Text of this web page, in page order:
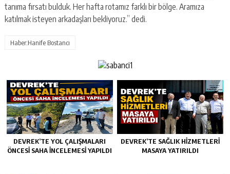
tanıma fırsatı bulduk. Her hafta rotamız farklı bir bölge. Aramıza
katılmak isteyen arkadaşları bekliyoruz.” dedi.
Haber:Hanife Bostancı
DEVREK’TE YOL ÇALIŞMALARI
ÖNCESI SAHA İNCELEMESI YAPILDI
DEVREK’TE SAĞLIK HIZMETLERI
MASAYA YATIRILDI